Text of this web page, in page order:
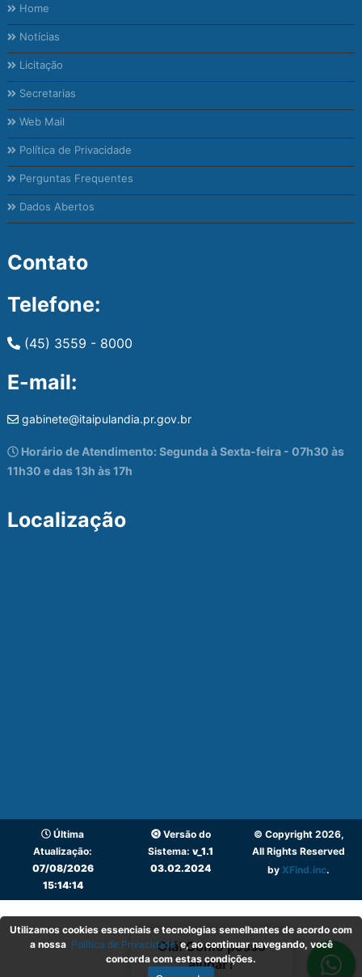
Olá! Como posso
ajudar?
Home
Notícias
Licitação
Secretarias
Web Mail
Política de Privacidade
Perguntas Frequentes
Dados Abertos
Contato
Telefone:
(45) 3559 - 8000
E-mail:
gabinete@itaipulandia.pr.gov.br
Horário de Atendimento: Segunda à Sexta-feira - 07h30 às
11h30 e das 13h às 17h
Localização
Última
Atualização:
07/08/2026
15:14:14
Versão do
Sistema:v_1.1
03.02.2024
© Copyright 2026,
All Rights Reserved
by XFind.inc.
Utilizamos cookies essenciais e tecnologias semelhantes de acordo com
a nossa Política de Privacidadee, ao continuar navegando, você
concorda com estas condições.